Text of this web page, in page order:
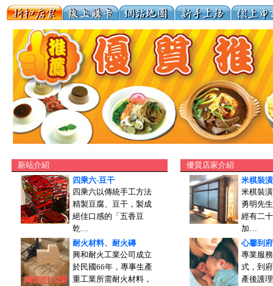
新站介紹
四乘六-豆干
四乘六以傳統手工方法
精製豆腐、豆干，製成
絕佳口感的「五香豆
乾…
耐火材料、耐火磚
興和耐火工業公司成立
於民國66年，專事生產
重工業所需耐火材料，
優質店家介紹
米棋裝
米棋裝
勇明先
經有二
加…
心馨到
專業服
式，到
產後護